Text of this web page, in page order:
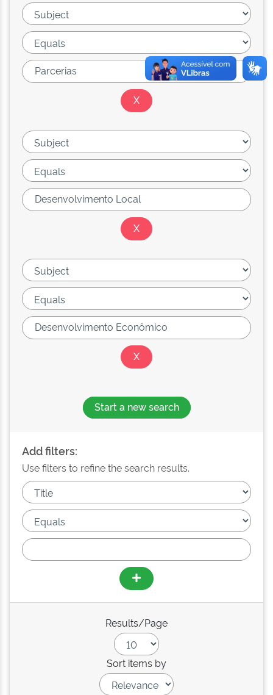
Start a new search
Add filters:
Use filters to refine the search results.
Results/Page
Sort items by